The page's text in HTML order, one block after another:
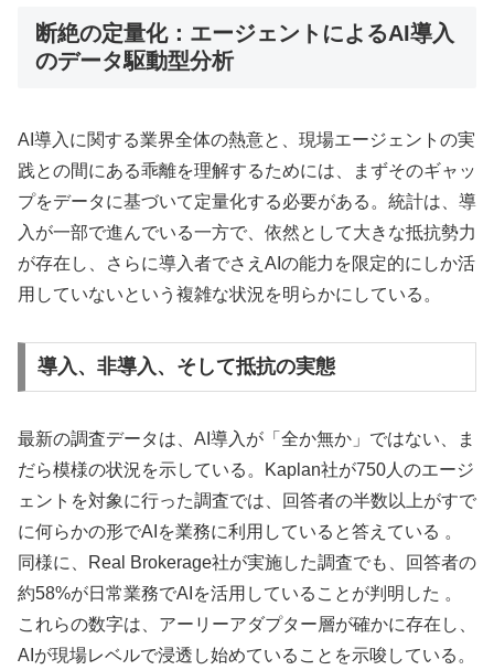
断絶の定量化：エージェントによるAI導入
のデータ駆動型分析
AI導入に関する業界全体の熱意と、現場エージェントの実
践との間にある乖離を理解するためには、まずそのギャッ
プをデータに基づいて定量化する必要がある。統計は、導
入が一部で進んでいる一方で、依然として大きな抵抗勢力
が存在し、さらに導入者でさえAIの能力を限定的にしか活
用していないという複雑な状況を明らかにしている。
導入、非導入、そして抵抗の実態
最新の調査データは、AI導入が「全か無か」ではない、ま
だら模様の状況を示している。Kaplan社が750人のエージ
ェントを対象に行った調査では、回答者の半数以上がすで
に何らかの形でAIを業務に利用していると答えている 。
同様に、Real Brokerage社が実施した調査でも、回答者の
約58%が日常業務でAIを活用していることが判明した 。
これらの数字は、アーリーアダプター層が確かに存在し、
AIが現場レベルで浸透し始めていることを示唆している。